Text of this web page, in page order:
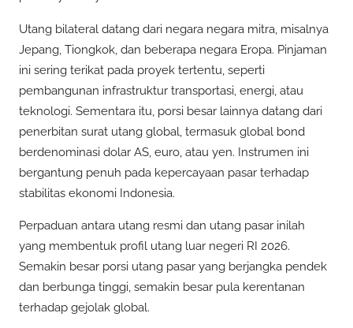
Utang bilateral datang dari negara negara mitra, misalnya
Jepang, Tiongkok, dan beberapa negara Eropa. Pinjaman
ini sering terikat pada proyek tertentu, seperti
pembangunan infrastruktur transportasi, energi, atau
teknologi. Sementara itu, porsi besar lainnya datang dari
penerbitan surat utang global, termasuk global bond
berdenominasi dolar AS, euro, atau yen. Instrumen ini
bergantung penuh pada kepercayaan pasar terhadap
stabilitas ekonomi Indonesia.
Perpaduan antara utang resmi dan utang pasar inilah
yang membentuk profil utang luar negeri RI 2026.
Semakin besar porsi utang pasar yang berjangka pendek
dan berbunga tinggi, semakin besar pula kerentanan
terhadap gejolak global.